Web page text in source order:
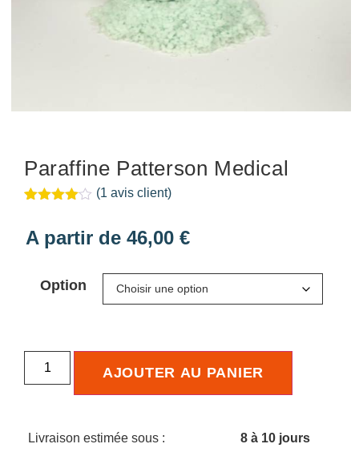
Paraffine Patterson Medical
basé
sur
(1 avis client)
A partir de 46,00 €
Option
AJOUTER AU PANIER
Livraison estimée sous : 8 à 10 jours